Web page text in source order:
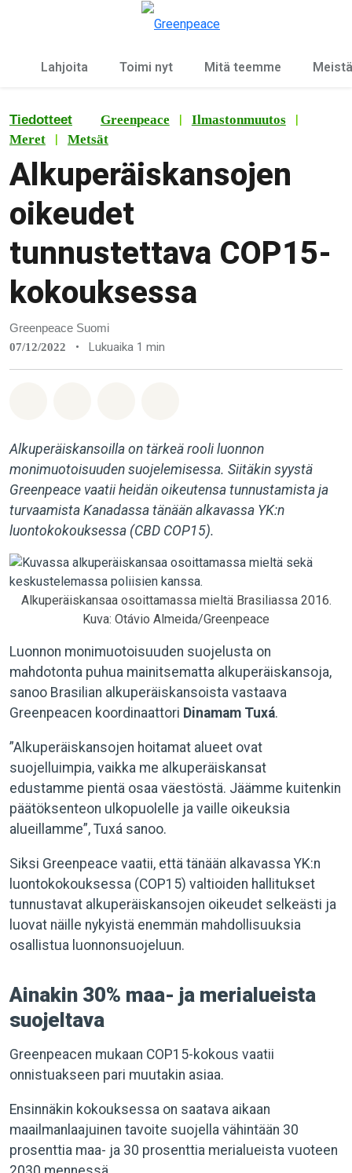
Lahjoita Toimi nyt Mitä teemme Meistä
Tiedotteet Greenpeace | Ilmastonmuutos |
Meret | Metsät
Alkuperäiskansojen
oikeudet
tunnustettava COP15-
kokouksessa
Greenpeace Suomi
07/12/2022 • Lukuaika 1 min
Alkuperäiskansoilla on tärkeä rooli luonnon
monimuotoisuuden suojelemisessa. Siitäkin syystä
Greenpeace vaatii heidän oikeutensa tunnustamista ja
turvaamista Kanadassa tänään alkavassa YK:n
luontokokouksessa (CBD COP15).
Alkuperäiskansaa osoittamassa mieltä Brasiliassa 2016.
Kuva: Otávio Almeida/Greenpeace
Luonnon monimuotoisuuden suojelusta on
mahdotonta puhua mainitsematta alkuperäiskansoja,
sanoo Brasilian alkuperäiskansoista vastaava
Greenpeacen koordinaattori Dinamam Tuxá.
”Alkuperäiskansojen hoitamat alueet ovat
suojelluimpia, vaikka me alkuperäiskansat
edustamme pientä osaa väestöstä. Jäämme kuitenkin
päätöksenteon ulkopuolelle ja vaille oikeuksia
alueillamme”, Tuxá sanoo.
Siksi Greenpeace vaatii, että tänään alkavassa YK:n
luontokokouksessa (COP15) valtioiden hallitukset
tunnustavat alkuperäiskansojen oikeudet selkeästi ja
luovat näille nykyistä enemmän mahdollisuuksia
osallistua luonnonsuojeluun.
Ainakin 30% maa- ja merialueista
suojeltava
Greenpeacen mukaan COP15-kokous vaatii
onnistuakseen pari muutakin asiaa.
Ensinnäkin kokouksessa on saatava aikaan
maailmanlaajuinen tavoite suojella vähintään 30
prosenttia maa- ja 30 prosenttia merialueista vuoteen